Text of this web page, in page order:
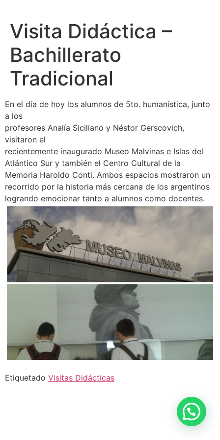
Visita Didáctica –
Bachillerato
Tradicional
En el día de hoy los alumnos de 5to. humanística, junto
a los
profesores Analía Siciliano y Néstor Gerscovich,
visitaron el
recientemente inaugurado Museo Malvinas e Islas del
Atlántico Sur y también el Centro Cultural de la
Memoria Haroldo Conti. Ambos espacios mostraron un
recorrido por la historia más cercana de los argentinos
logrando emocionar tanto a alumnos como docentes.
Etiquetado Visitas Didácticas